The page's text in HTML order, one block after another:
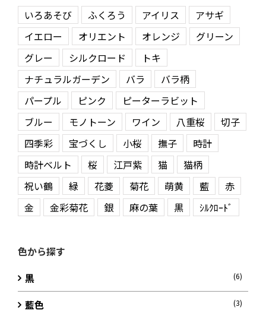
いろあそび ふくろう アイリス
アサギ
イエロー
オリエント オレンジ
グリーン
グレー
シルクロード
トキ
ナチュラルガーデン
バラ
バラ柄
パープル
ピンク
ピーターラビット
ブルー
モノトーン ワイン 八重桜
切子
四季彩
宝づくし 小桜 撫子
時計
時計ベルト
桜 江戸紫 猫
猫柄
祝い鶴
緑 花菱 菊花 萌黄 藍
赤
金
金彩菊花 銀 麻の葉 黒 ｼﾙｸﾛｰﾄﾞ
色から探す
黒
(6)
藍色 (3)